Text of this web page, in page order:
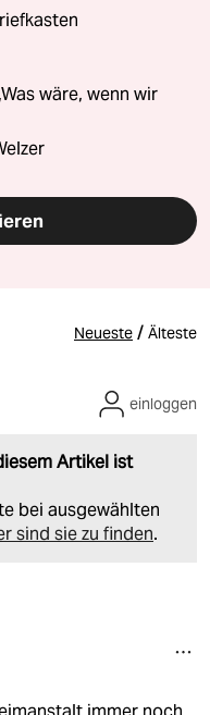
wäre, wenn wir
Neueste / Älteste
Artikel ist
bei ausgewählten
sind sie zu finden.
einloggen